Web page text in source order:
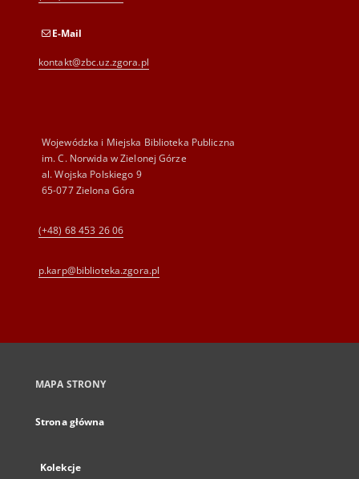
E-Mail
kontakt@zbc.uz.zgora.pl
Wojewódzka i Miejska Biblioteka Publiczna
im. C. Norwida w Zielonej Górze
al. Wojska Polskiego 9
65-077 Zielona Góra
(+48) 68 453 26 06
p.karp@biblioteka.zgora.pl
MAPA STRONY
Strona główna
Kolekcje